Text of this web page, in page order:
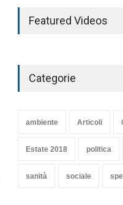
Articoli
Featured Videos
Categorie
ambiente Articoli
Estate 2018 politica
sanità sociale